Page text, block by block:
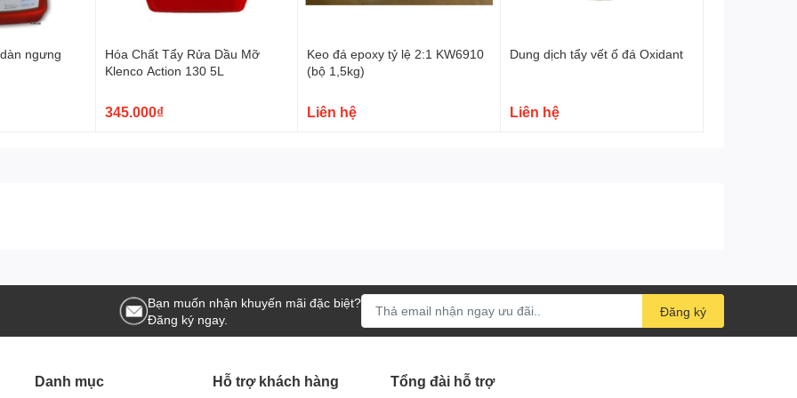
15, Phường Thới An, Quận 12, TPHCM
Đức
ngưng
Hóa Chất Tẩy Rửa Dầu Mỡ
Klenco Action 130 5L
345.000₫
Keo đá epoxy tỷ lệ 2:1 KW6910
(bộ 1,5kg)
Liên hệ
Dung dịch tẩy vết ố đá Oxidant
Liên hệ
Bạn muốn nhận khuyến mãi đặc biệt?
Đăng ký ngay.
Đăng ký
Danh mục Hỗ trợ khách hàng Tổng đài hỗ trợ